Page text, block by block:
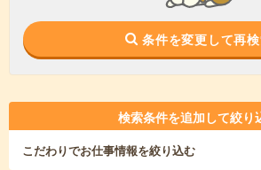
条件を変更して再
検索条件を追加して絞り
こだわりでお仕事情報を絞り込む